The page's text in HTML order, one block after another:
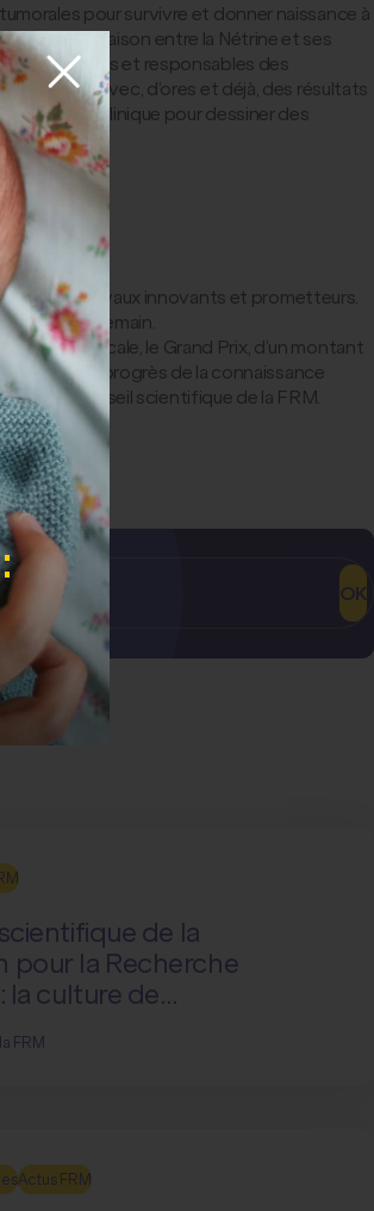
pour survivre et donner naissance à
bloquer la liaison entre la Nétrine et ses
existants et responsables des
foie). Avec, d’ores et déjà, des résultats
clinique pour dessiner des
leurs travaux innovants et prometteurs.
de demain.
Médicale, le Grand Prix, d’un montant
au progrès de la connaissance
du Conseil scientifique de la FRM.
OK
de la
pour la Recherche
la culture de
FRM
Actus FRM